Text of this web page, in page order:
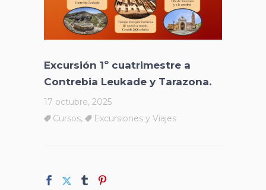
Excursión 1º cuatrimestre a
Contrebia Leukade y Tarazona.
17 octubre, 2025
Cursos, Excursiones y Viajes